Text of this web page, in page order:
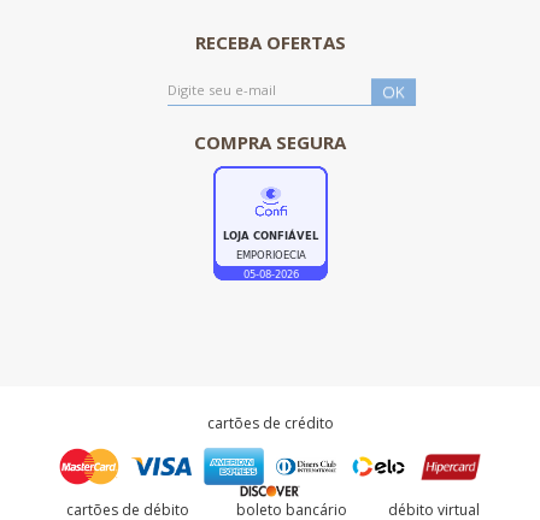
RECEBA OFERTAS
COMPRA SEGURA
cartões de crédito
cartões de débito boleto bancário débito virtual